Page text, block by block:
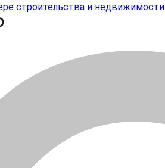
строительства и недвижимости